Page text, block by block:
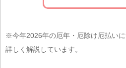
※今年2026年の厄年・厄除け厄払い
詳しく解説しています。